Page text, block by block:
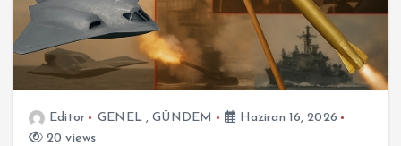
Editor GENEL,GÜNDEM
Haziran 16, 2026
20 views